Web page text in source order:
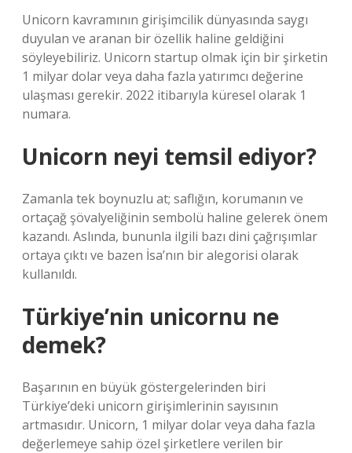
Unicorn kavramının girişimcilik dünyasında saygı
duyulan ve aranan bir özellik haline geldiğini
söyleyebiliriz. Unicorn startup olmak için bir şirketin
1 milyar dolar veya daha fazla yatırımcı değerine
ulaşması gerekir. 2022 itibarıyla küresel olarak 1
numara.
Unicorn neyi temsil ediyor?
Zamanla tek boynuzlu at; saflığın, korumanın ve
ortaçağ şövalyeliğinin sembolü haline gelerek önem
kazandı. Aslında, bununla ilgili bazı dini çağrışımlar
ortaya çıktı ve bazen İsa’nın bir alegorisi olarak
kullanıldı.
Türkiye’nin unicornu ne
demek?
Başarının en büyük göstergelerinden biri
Türkiye’deki unicorn girişimlerinin sayısının
artmasıdır. Unicorn, 1 milyar dolar veya daha fazla
değerlemeye sahip özel şirketlere verilen bir